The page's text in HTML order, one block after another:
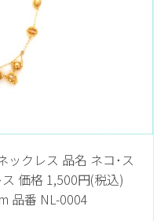
ックレス 品名 ネコ･ス
価格 1,500円(税込)
品番 NL-0004